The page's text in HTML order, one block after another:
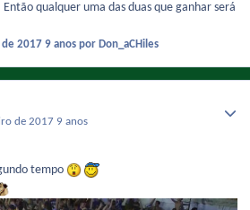
qualquer uma das duas que ganhar será
2017 9 anos por Don_aCHiles
de 2017 9 anos
tempo